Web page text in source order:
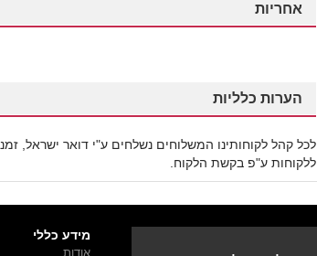
אחריות
הערות כלליות
לכל קהל לקוחותינו המשלוחים נשלחים ע"י דואר ישראל,
ללקוחות ע"פ בקשת הלקוח.
מידע כללי
אודות